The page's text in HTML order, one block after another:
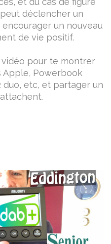
déclencher un
un nouveau
de vie positif.
pour te montrer
Apple, Powerbook
duo, etc, et partager un